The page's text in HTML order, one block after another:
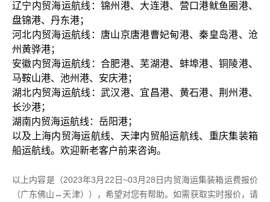
辽宁内贸海运航线：锦州港、大连港、营口港鱿鱼圈港、
盘锦港、丹东港；
河北内贸海运航线：唐山京唐港曹妃甸港、秦皇岛港、沧
州黄骅港；
安徽内贸海运航线：合肥港、芜湖港、蚌埠港、铜陵港、
马鞍山港、池州港、安庆港；
湖北内贸海运航线：武汉港、宜昌港、黄石港、荆州港、
长沙港；
湖南内贸海运航线：岳阳港；
以及上海内贸海运航线、天津内贸船运航线、重庆集装箱
船运航线。欢迎新老客户前来咨询。
以上内容是（2023年3月22日~03月28日内贸海运集装箱运费报价
（广东佛山↔天津）），希望对您有帮助。如需获取实时报价，请